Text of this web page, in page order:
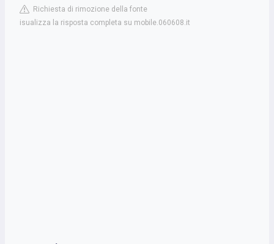
Richiesta di rimozione della fonte
isualizza la risposta completa su mobile.060608.it